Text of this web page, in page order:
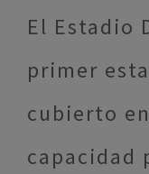
El Estadio
primer
cubierto
capacidad